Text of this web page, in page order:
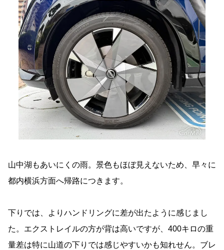
山中湖もあいにくの雨。景色もほぼ見えないため、早々に
都内横浜方面へ帰路につきます。
下りでは、よりハンドリングに差が出たように感じまし
た。エクストレイルの方が背は高いですが、400キロの重
量差は特に山道の下りでは感じやすいかも知れせん。ブレ